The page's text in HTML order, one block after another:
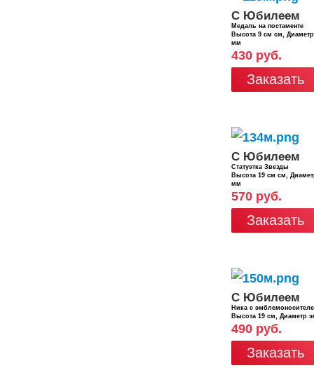
С Юбилеем
Медаль на постаменте
Высота 9 см см,
мм
430 руб.
Заказать
С Юбилеем
Статуэтка Звезды
Высота 19 см см,
мм
570 руб.
Заказать
С Юбилеем
Ника с
Высота 19 см, Диаметр
490 руб.
Заказать